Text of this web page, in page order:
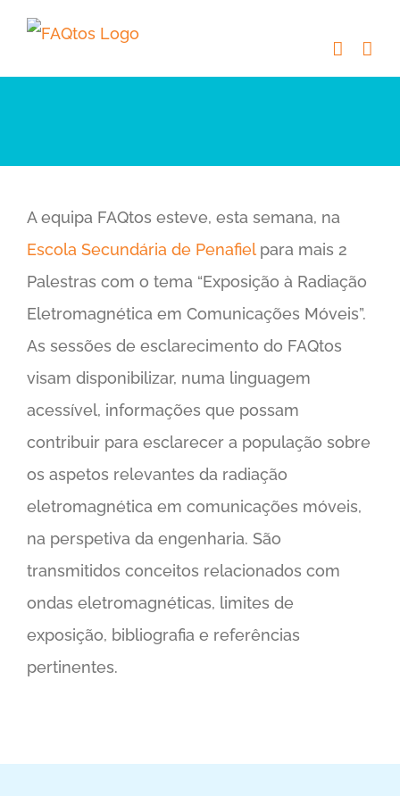
Skip
content
A equipa FAQtos esteve, esta semana, na
Escola Secundária de Penafielpara mais 2
Palestras com o tema “Exposição à Radiação
Eletromagnética em Comunicações Móveis”.
As sessões de esclarecimento do FAQtos
visam disponibilizar, numa linguagem
acessível, informações que possam
contribuir para esclarecer a população sobre
os aspetos relevantes da radiação
eletromagnética em comunicações móveis,
na perspetiva da engenharia. São
transmitidos conceitos relacionados com
ondas eletromagnéticas, limites de
exposição, bibliografia e referências
pertinentes.